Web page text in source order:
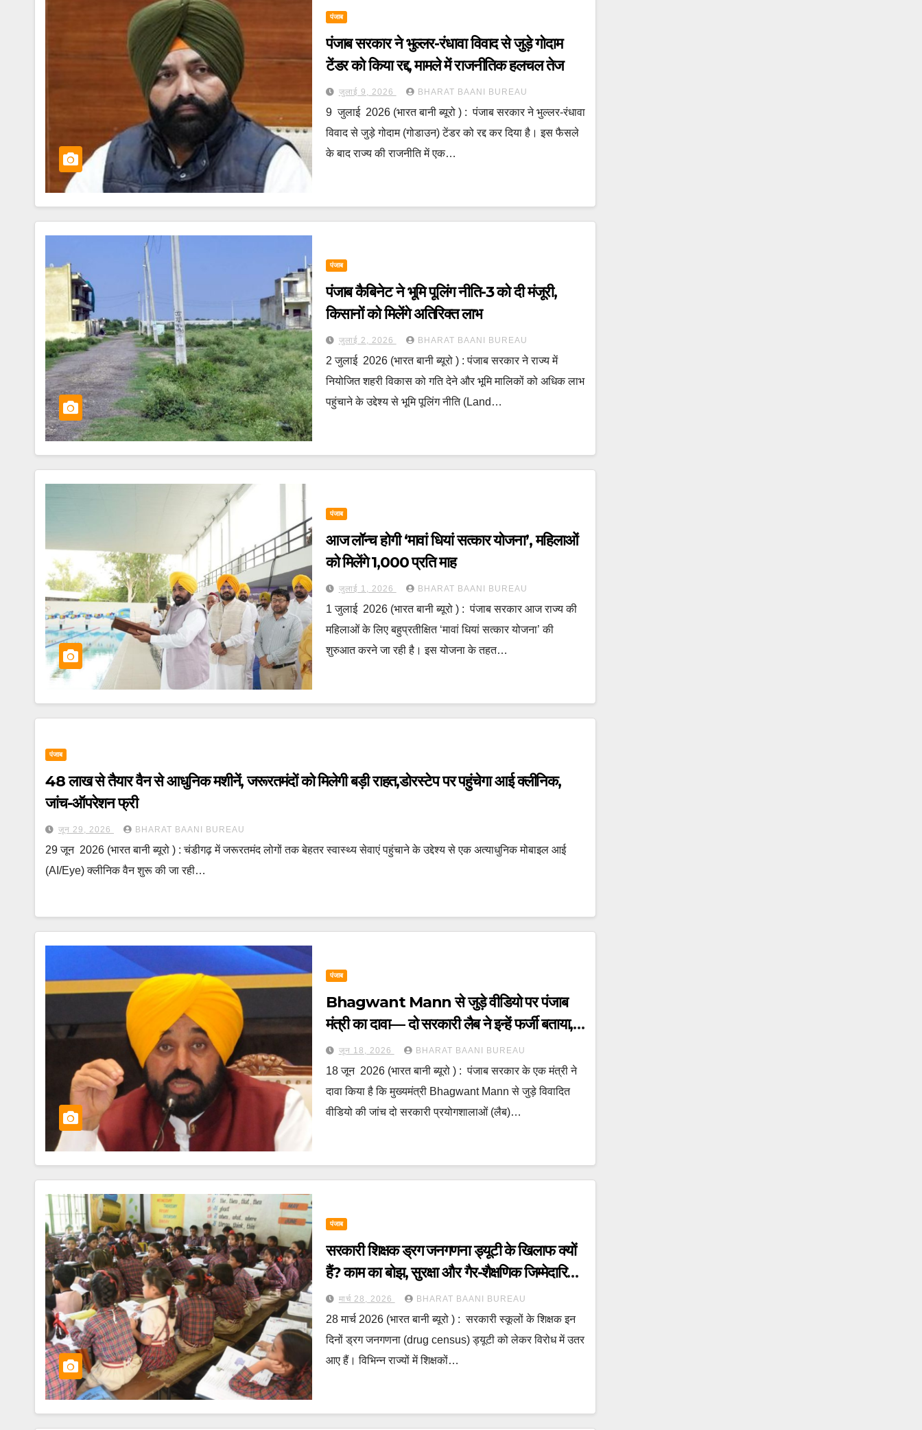
पंजाब
पंजाब सरकार ने भुल्लर-रंधावा विवाद से जुड़े गोदाम
टेंडर को किया रद्द, मामले में राजनीतिक हलचल तेज
जुलाई 9, 2026 BHARAT BAANI BUREAU
9 जुलाई 2026 (भारत बानी ब्यूरो ) : पंजाब सरकार ने भुल्लर-रंधावा
विवाद से जुड़े गोदाम (गोडाउन) टेंडर को रद्द कर दिया है। इस फैसले
के बाद राज्य की राजनीति में एक…
पंजाब
पंजाब कैबिनेट ने भूमि पूलिंग नीति-3 को दी मंजूरी,
किसानों को मिलेंगे अतिरिक्त लाभ
जुलाई 2, 2026 BHARAT BAANI BUREAU
2 जुलाई 2026 (भारत बानी ब्यूरो ) : पंजाब सरकार ने राज्य में
नियोजित शहरी विकास को गति देने और भूमि मालिकों को अधिक लाभ
पहुंचाने के उद्देश्य से भूमि पूलिंग नीति (Land…
पंजाब
आज लॉन्च होगी ‘मावां धियां सत्कार योजना’, महिलाओं
को मिलेंगे ₹1,000 प्रति माह
जुलाई 1, 2026 BHARAT BAANI BUREAU
1 जुलाई 2026 (भारत बानी ब्यूरो ) : पंजाब सरकार आज राज्य की
महिलाओं के लिए बहुप्रतीक्षित ‘मावां धियां सत्कार योजना’ की
शुरुआत करने जा रही है। इस योजना के तहत…
पंजाब
48 लाख से तैयार वैन से आधुनिक मशीनें, जरूरतमंदों को मिलेगी बड़ी राहत,डोरस्टेप पर पहुंचेगा आई क्लीनिक,
जांच-ऑपरेशन फ्री
जून 29, 2026 BHARAT BAANI BUREAU
29 जून 2026 (भारत बानी ब्यूरो ) : चंडीगढ़ में जरूरतमंद लोगों तक बेहतर स्वास्थ्य सेवाएं पहुंचाने के उद्देश्य से एक अत्याधुनिक मोबाइल आई
(AI/Eye) क्लीनिक वैन शुरू की जा रही…
पंजाब
Bhagwant Mann से जुड़े वीडियो पर पंजाब
मंत्री का दावा— दो सरकारी लैब ने इन्हें फर्जी बताया,
लेकिन लैब के नाम सार्वजनिक करने से किया इनकार
जून 18, 2026 BHARAT BAANI BUREAU
18 जून 2026 (भारत बानी ब्यूरो ) : पंजाब सरकार के एक मंत्री ने
दावा किया है कि मुख्यमंत्री Bhagwant Mann से जुड़े विवादित
वीडियो की जांच दो सरकारी प्रयोगशालाओं (लैब)…
पंजाब
सरकारी शिक्षक ड्रग जनगणना ड्यूटी के खिलाफ क्यों
हैं? काम का बोझ, सुरक्षा और गैर-शैक्षणिक जिम्मेदारियों
पर उठे सवाल
मार्च 28, 2026 BHARAT BAANI BUREAU
28 मार्च 2026 (भारत बानी ब्यूरो ) : सरकारी स्कूलों के शिक्षक इन
दिनों ड्रग जनगणना (drug census) ड्यूटी को लेकर विरोध में उतर
आए हैं। विभिन्न राज्यों में शिक्षकों…